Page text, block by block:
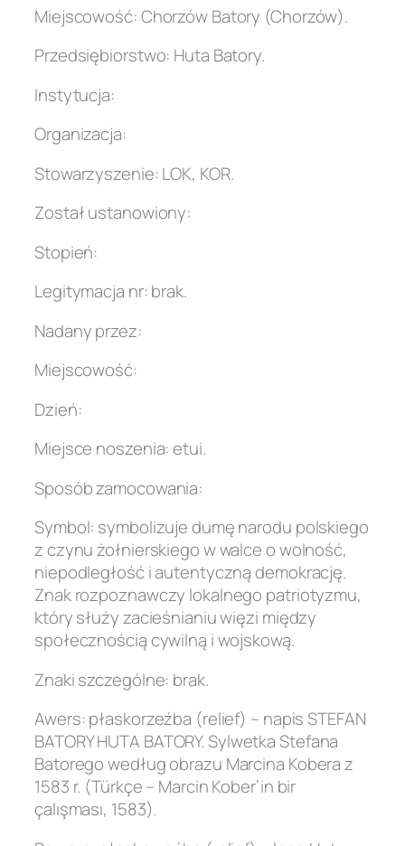
Miejscowość: Chorzów Batory (Chorzów).
Przedsiębiorstwo: Huta Batory.
Instytucja:
Organizacja:
Stowarzyszenie: LOK, KOR.
Został ustanowiony:
Stopień:
Legitymacja nr: brak.
Nadany przez:
Miejscowość:
Dzień:
Miejsce noszenia: etui.
Sposób zamocowania:
Symbol: symbolizuje dumę narodu polskiego
z czynu żołnierskiego w walce o wolność,
niepodległość i autentyczną demokrację.
Znak rozpoznawczy lokalnego patriotyzmu,
który służy zacieśnianiu więzi między
społecznością cywilną i wojskową.
Znaki szczególne: brak.
Awers: płaskorzeźba (relief) – napis STEFAN
BATORY HUTA BATORY. Sylwetka Stefana
Batorego według obrazu Marcina Kobera z
1583 r. (Türkçe – Marcin Kober’in bir
çalışması, 1583).